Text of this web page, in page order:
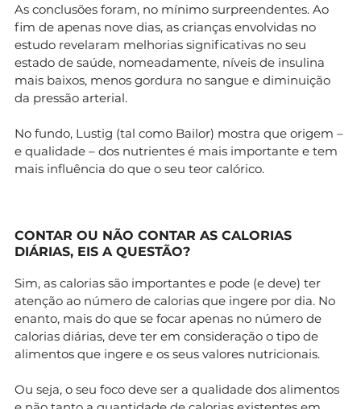
As conclusões foram, no mínimo surpreendentes. Ao
fim de apenas nove dias, as crianças envolvidas no
estudo revelaram melhorias significativas no seu
estado de saúde, nomeadamente, níveis de insulina
mais baixos, menos gordura no sangue e diminuição
da pressão arterial.
No fundo, Lustig (tal como Bailor) mostra que origem –
e qualidade – dos nutrientes é mais importante e tem
mais influência do que o seu teor calórico.
CONTAR OU NÃO CONTAR AS CALORIAS
DIÁRIAS, EIS A QUESTÃO?
Sim, as calorias são importantes e pode (e deve) ter
atenção ao número de calorias que ingere por dia. No
enanto, mais do que se focar apenas no número de
calorias diárias, deve ter em consideração o tipo de
alimentos que ingere e os seus valores nutricionais.
Ou seja, o seu foco deve ser a qualidade dos alimentos